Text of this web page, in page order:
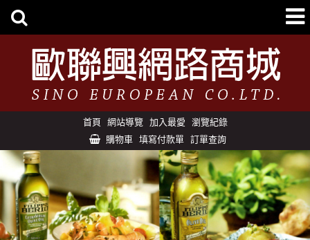
首頁 網站導覽 加入最愛 瀏覽紀錄
購物車 填寫付款單 訂單查詢